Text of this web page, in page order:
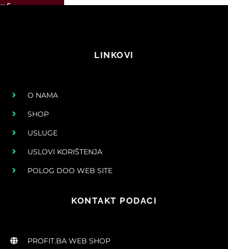
LINKOVI
O NAMA
SHOP
USLUGE
USLOVI KORIŠTENJA
POLOG DOO WEB SITE
KONTAKT PODACI
PROFIT.BA WEB SHOP